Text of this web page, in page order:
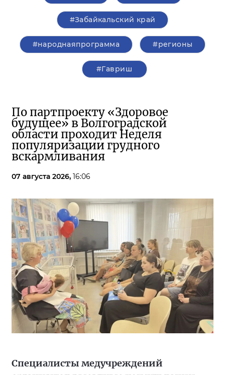
#Забайкальский край
#народнаяпрограмма #регионы
#Гавриш
По партпроекту «Здоровое
будущее» в Волгоградской
области проходит Неделя
популяризации грудного
вскармливания
07 августа 2026, 16:06
Специалисты медучреждений